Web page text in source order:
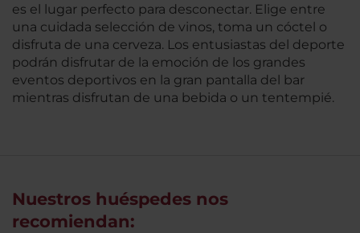
es el lugar perfecto para desconectar. Elige entre
una cuidada selección de vinos, toma un cóctel o
disfruta de una cerveza. Los entusiastas del deporte
podrán disfrutar de la emoción de los grandes
eventos deportivos en la gran pantalla del bar
mientras disfrutan de una bebida o un tentempié.
Nuestros huéspedes nos
recomiendan: